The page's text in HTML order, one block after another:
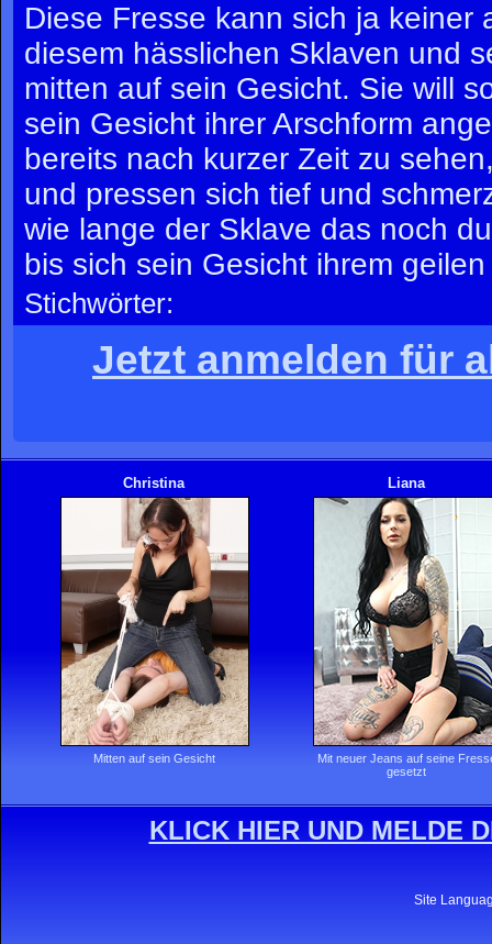
Diese Fresse kann sich ja
diesem hässlichen Sklaven und
mitten auf sein Gesicht. Sie will
sein Gesicht ihrer Arschform
bereits nach kurzer Zeit zu
und pressen sich tief und
wie lange der Sklave das noch
bis sich sein Gesicht ihrem
Stichwörter:
Jetzt anmelden für
Christina
Mitten auf sein Gesicht
Liana
Mit neuer Jeans auf seine
gesetzt
KLICK HIER UND MELDE
Site